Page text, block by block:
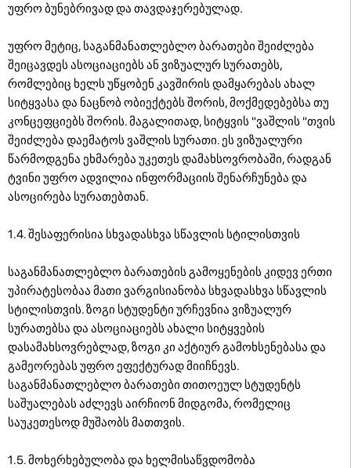
უფრო ბუნებრივად და თავდაჯერებულად.
უფრო მეტიც, საგანმანათლებლო ბარათები შეიძლება
შეიცავდეს ასოციაციებს ან ვიზუალურ სურათებს,
რომლებიც ხელს უწყობენ კავშირის დამყარებას ახალ
სიტყვასა და ნაცნობ ობიექტებს შორის, მოქმედებებსა თუ
კონცეფციებს შორის. მაგალითად, სიტყვის "ვაშლის "თვის
შეიძლება დაემატოს ვაშლის სურათი. ეს ვიზუალური
წარმოდგენა ეხმარება უკეთეს დამახსოვრობაში, რადგან
ტვინი უფრო ადვილია ინფორმაციის შენარჩუნება და
ასოცირება სურათებთან.
1.4. შესაფერისია სხვადასხვა სწავლის სტილისთვის
საგანმანათლებლო ბარათების გამოყენების კიდევ ერთი
უპირატესობაა მათი ვარგისიანობა სხვადასხვა სწავლის
სტილისთვის. ზოგი სტუდენტი ურჩევნია ვიზუალურ
სურათებსა და ასოციაციებს ახალი სიტყვების
დასამახსოვრებლად, ზოგი კი აქტიურ გამოხსენებასა და
გამეორებას უფრო ეფექტურად მიიჩნევს.
საგანმანათლებლო ბარათები თითოეულ სტუდენტს
საშუალებას აძლევს აირჩიონ მიდგომა, რომელიც
საუკეთესოდ მუშაობს მათთვის.
1.5. მოხერხებულობა და ხელმისაწვდომობა